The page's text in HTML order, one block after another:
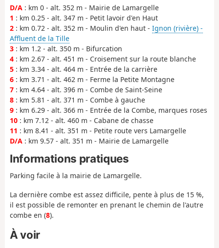
D/A : km 0 - alt. 352 m - Mairie de Lamargelle
1 : km 0.25 - alt. 347 m - Petit lavoir d'en Haut
2 : km 0.72 - alt. 352 m - Moulin d'en haut - Ignon (rivière) -
Affluent de la Tille
3 : km 1.2 - alt. 350 m - Bifurcation
4 : km 2.67 - alt. 451 m - Croisement sur la route blanche
5 : km 3.34 - alt. 464 m - Entrée de la carrière
6 : km 3.71 - alt. 462 m - Ferme la Petite Montagne
7 : km 4.64 - alt. 396 m - Combe de Saint-Seine
8 : km 5.81 - alt. 371 m - Combe à gauche
9 : km 6.29 - alt. 366 m - Entrée de la Combe, marques roses
10 : km 7.12 - alt. 460 m - Cabane de chasse
11 : km 8.41 - alt. 351 m - Petite route vers Lamargelle
D/A : km 9.57 - alt. 351 m - Mairie de Lamargelle
Informations pratiques
Parking facile à la mairie de Lamargelle.
La dernière combe est assez difficile, pente à plus de 15 %,
il est possible de remonter en prenant le chemin de l'autre
combe en (8).
À voir